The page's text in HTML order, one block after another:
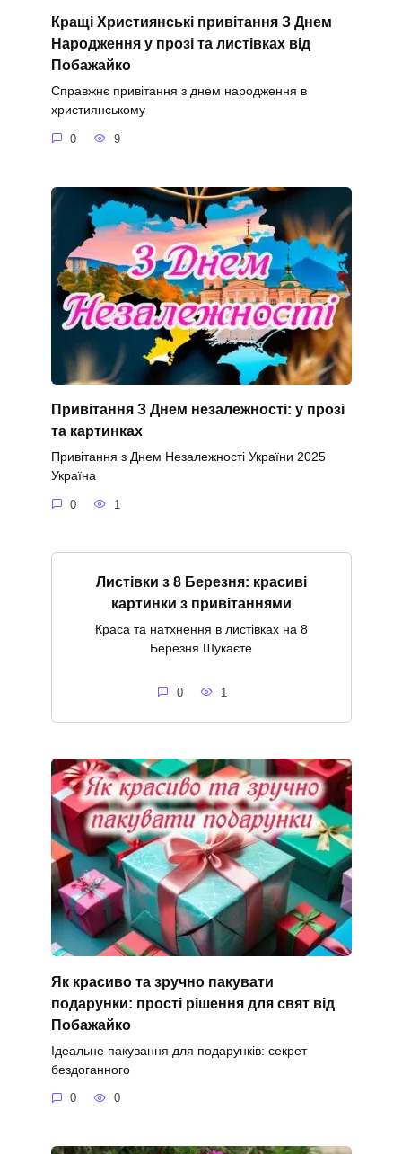
Кращі Християнські привітання З Днем
Народження у прозі та листівках від
Побажайко
Справжнє привітання з днем народження в
християнському
0 9
Привітання З Днем незалежності: у прозі
та картинках
Привітання з Днем Незалежності України 2025
Україна
0 1
Листівки з 8 Березня: красиві
картинки з привітаннями
Краса та натхнення в листівках на 8
Березня Шукаєте
0 1
Як красиво та зручно пакувати
подарунки: прості рішення для свят від
Побажайко
Ідеальне пакування для подарунків: секрет
бездоганного
0 0